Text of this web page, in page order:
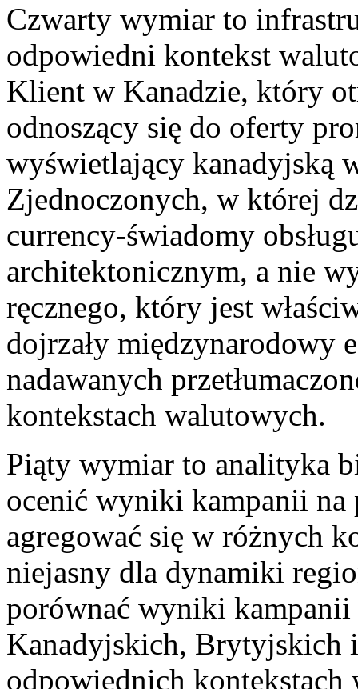
Czwarty wymiar to
odpowiedni kontekst
Klient w Kanadzie, który
odnoszący się do oferty
wyświetlający kanadyjską
Zjednoczonych, w której
currency-świadomy
architektonicznym, a nie
ręcznego, który jest
dojrzały międzynarodowy
nadawanych
kontekstach walutowych.
Piąty wymiar to analityka
ocenić wyniki kampanii
agregować się w różnych
niejasny dla dynamiki
porównać wyniki kampanii
Kanadyjskich,
odpowiednich